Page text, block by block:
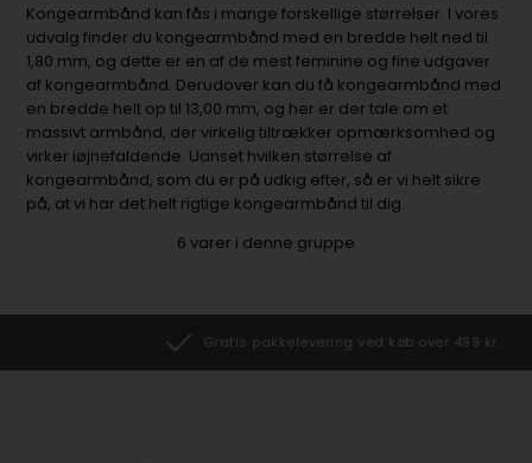
Kongearmbånd kan fås i mange forskellige størrelser. I vores
udvalg finder du kongearmbånd med en bredde helt ned til
1,80 mm, og dette er en af de mest feminine og fine udgaver
af kongearmbånd. Derudover kan du få kongearmbånd med
en bredde helt op til 13,00 mm, og her er der tale om et
massivt armbånd, der virkelig tiltrækker opmærksomhed og
virker iøjnefaldende. Uanset hvilken størrelse af
kongearmbånd, som du er på udkig efter, så er vi helt sikre
på, at vi har det helt rigtige kongearmbånd til dig.
6 varer i denne gruppe
Gratis pakkelevering ved køb over 499 kr.